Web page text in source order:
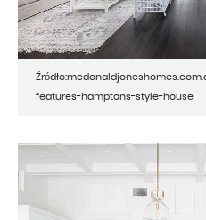
features-hamptons-style-house